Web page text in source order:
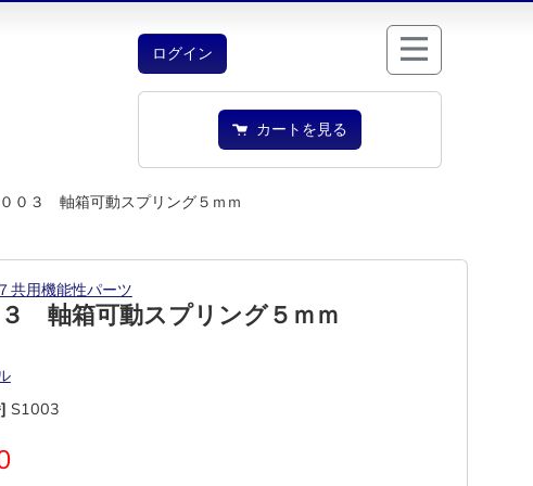
ログイン
カートを見る
０３ 軸箱可動スプリング５ｍｍ
共用機能性パーツ
３ 軸箱可動スプリング５ｍｍ
S1003